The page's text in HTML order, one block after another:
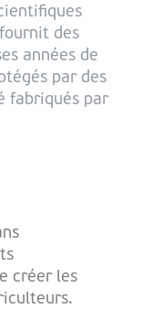
des
années de
par des
fabriqués par
créer les